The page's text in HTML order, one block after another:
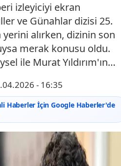
izleyiciyi ekran
ve Günahlar dizisi 25.
alırken, dizinin son
merak konusu oldu.
ile Murat Yıldırım'ın…
- 16:35
Haberler İçin Google Haberler'de